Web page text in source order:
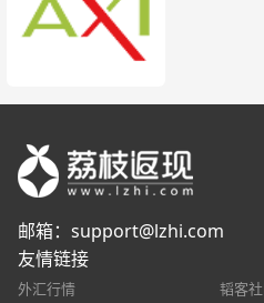
邮箱： support@lzhi.com
友情链接
外汇行情 韬客